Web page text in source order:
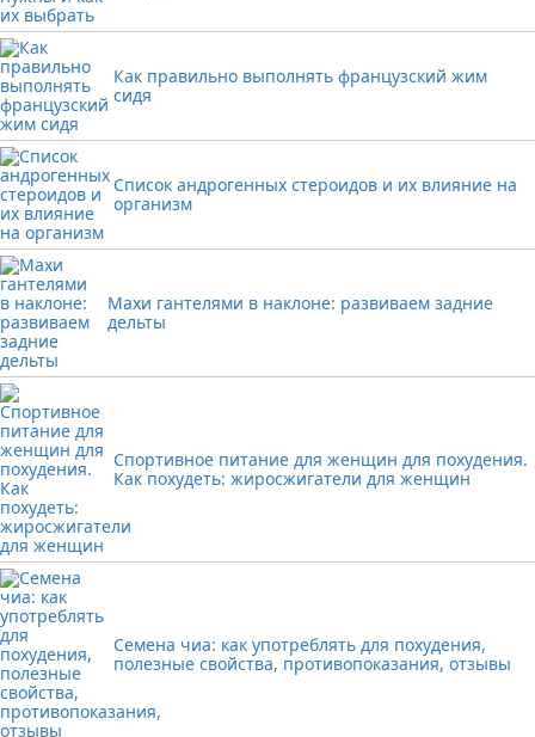
Как правильно выполнять французский жим
сидя
Список андрогенных стероидов и их влияние на
организм
Махи гантелями в наклоне: развиваем задние
дельты
Спортивное питание для женщин для похудения.
Как похудеть: жиросжигатели для женщин
Семена чиа: как употреблять для похудения,
полезные свойства, противопоказания, отзывы